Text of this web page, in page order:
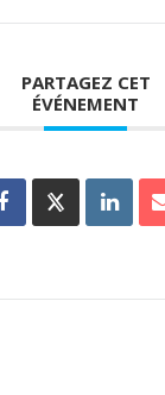
PARTAGEZ CET
ÉVÉNEMENT